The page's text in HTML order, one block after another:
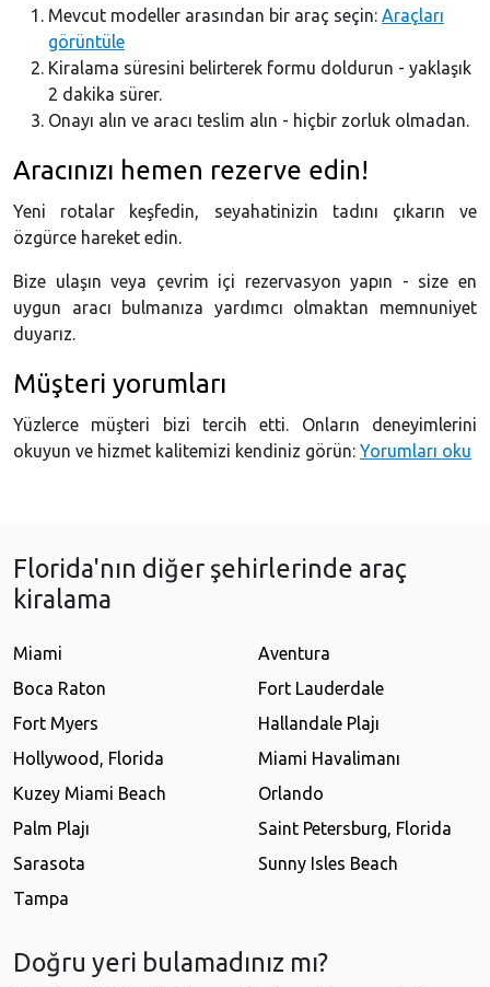
Mevcut modeller arasından bir araç seçin: Araçları
görüntüle
Kiralama süresini belirterek formu doldurun - yaklaşık
2 dakika sürer.
Onayı alın ve aracı teslim alın - hiçbir zorluk olmadan.
Aracınızı hemen rezerve edin!
Yeni rotalar keşfedin, seyahatinizin tadını çıkarın ve
özgürce hareket edin.
Bize ulaşın veya çevrim içi rezervasyon yapın - size en
uygun aracı bulmanıza yardımcı olmaktan memnuniyet
duyarız.
Müşteri yorumları
Yüzlerce müşteri bizi tercih etti. Onların deneyimlerini
okuyun ve hizmet kalitemizi kendiniz görün: Yorumları oku
Florida'nın diğer şehirlerinde araç
kiralama
Miami
Aventura
Boca Raton
Fort Lauderdale
Fort Myers
Hallandale Plajı
Hollywood, Florida
Miami Havalimanı
Kuzey Miami Beach
Orlando
Palm Plajı
Saint Petersburg, Florida
Sarasota
Sunny Isles Beach
Tampa
Doğru yeri bulamadınız mı?